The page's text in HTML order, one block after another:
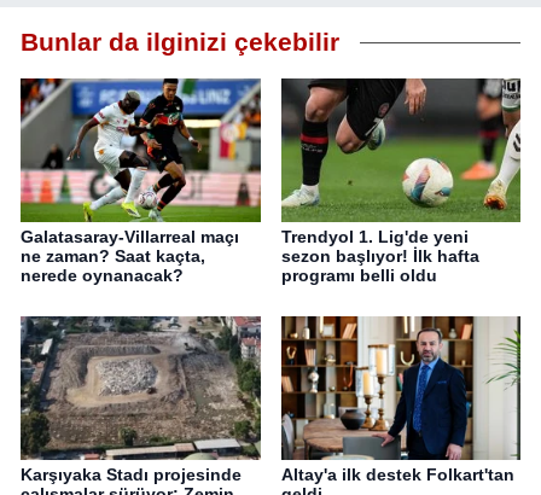
Bunlar da ilginizi çekebilir
Galatasaray-Villarreal maçı
ne zaman? Saat kaçta,
nerede oynanacak?
Trendyol 1. Lig'de yeni
sezon başlıyor! İlk hafta
programı belli oldu
Karşıyaka Stadı projesinde
Altay'a ilk destek Folkart'tan